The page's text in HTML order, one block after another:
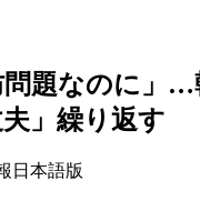
問題なのに」…
」繰り返す
日本語版